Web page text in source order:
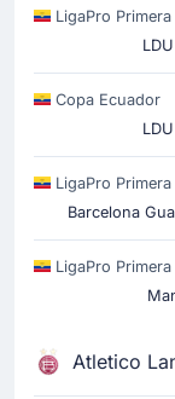
LigaPro Primera
Copa Ecuador
LigaPro Primera
Barcelona
LigaPro Primera
Atletico